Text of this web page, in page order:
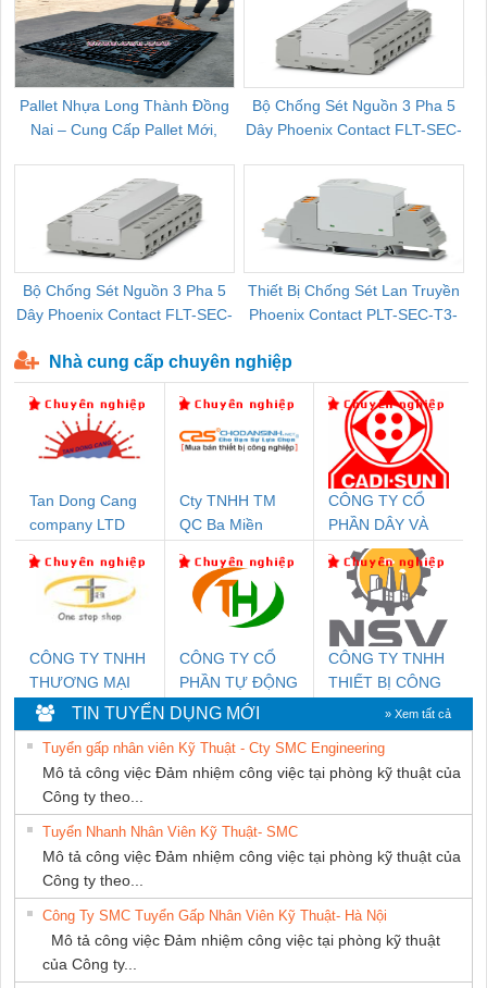
Pallet Nhựa Long Thành Đồng
Nai – Cung Cấp Pallet Mới,
Bộ Chống Sét Nguồn 3 Pha 5
Dây Phoenix Contact FLT-SEC-
Bộ Chống Sét Nguồn 3 Pha 5
Dây Phoenix Contact FLT-SEC-
Thiết Bị Chống Sét Lan Truyền
Phoenix Contact PLT-SEC-T3-
Nhà cung cấp chuyên nghiệp
Tan Dong Cang
company LTD
Cty TNHH TM
QC Ba Miền
CÔNG TY CỔ
PHẦN DÂY VÀ
CÁP ĐIỆN
THƯỢNG ĐÌNH
CÔNG TY TNHH
THƯƠNG MẠI
THIÊN ÂN VIỆT
NAM
CÔNG TY CỔ
PHẦN TỰ ĐỘNG
TIẾN HƯNG
CÔNG TY TNHH
THIẾT BỊ CÔNG
NGHIỆP NIHON
SETSUBI VIỆT
NAM
TIN TUYỂN DỤNG MỚI » Xem tất cả
Tuyển gấp nhân viên Kỹ Thuật - Cty SMC Engineering
Mô tả công việc Đảm nhiệm công việc tại phòng kỹ thuật của
Công ty theo...
Tuyển Nhanh Nhân Viên Kỹ Thuật- SMC
Mô tả công việc Đảm nhiệm công việc tại phòng kỹ thuật của
Công ty theo...
Công Ty SMC Tuyển Gấp Nhân Viên Kỹ Thuật- Hà Nội
Mô tả công việc Đảm nhiệm công việc tại phòng kỹ thuật
của Công ty...